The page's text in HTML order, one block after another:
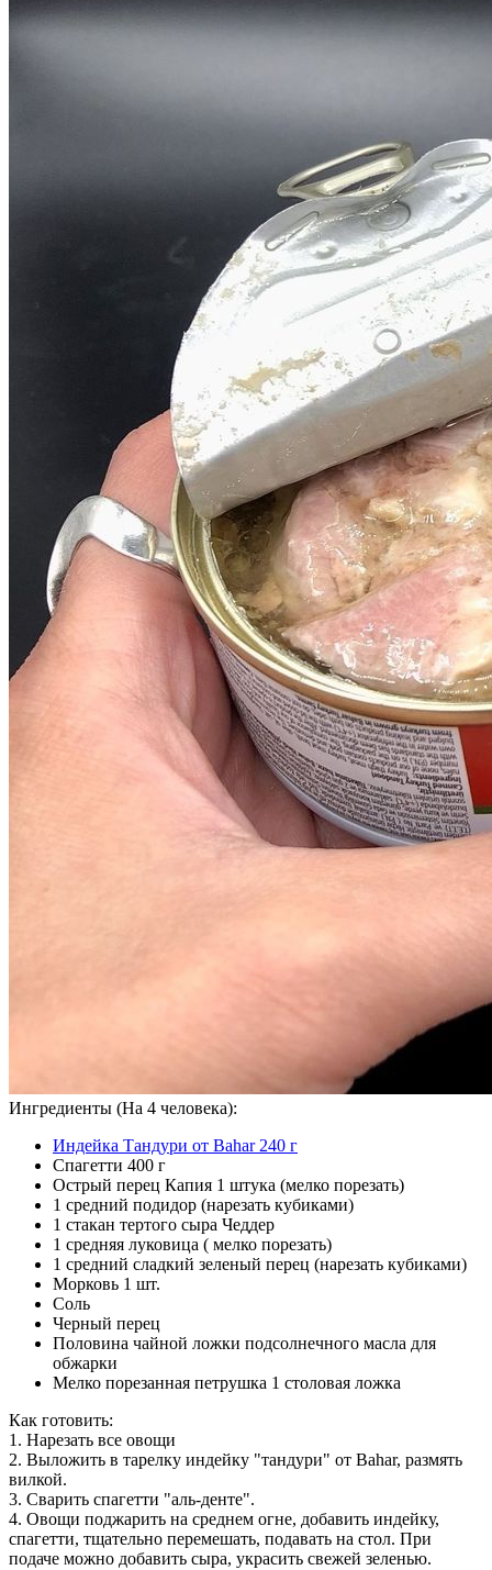
Ингредиенты (На 4 человека):
Индейка Тандури от Bahar 240 г
Спагетти 400 г
Острый перец Капия 1 штука (мелко порезать)
1 средний подидор (нарезать кубиками)
1 стакан тертого сыра Чеддер
1 средняя луковица ( мелко порезать)
1 средний сладкий зеленый перец (нарезать кубиками)
Морковь 1 шт.
Соль
Черный перец
Половина чайной ложки подсолнечного масла для
обжарки
Мелко порезанная петрушка 1 столовая ложка
Как готовить:
1. Нарезать все овощи
2. Выложить в тарелку индейку "тандури" от Bahar, размять
вилкой.
3. Сварить спагетти "аль-денте".
4. Овощи поджарить на среднем огне, добавить индейку,
спагетти, тщательно перемешать, подавать на стол. При
подаче можно добавить сыра, украсить свежей зеленью.